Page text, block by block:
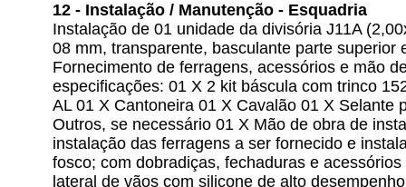
12 - Instalação / Manutenção - Esquadria
Instalação de 01 unidade da divisória J11A
08 mm, transparente, basculante parte superior
Fornecimento de ferragens, acessórios e mão
especificações: 01 X 2 kit báscula com trinco
AL 01 X Cantoneira 01 X Cavalão 01 X Selante
Outros, se necessário 01 X Mão de obra de
instalação das ferragens a ser fornecido e
fosco; com dobradiças, fechaduras e
lateral de vãos com silicone de alto